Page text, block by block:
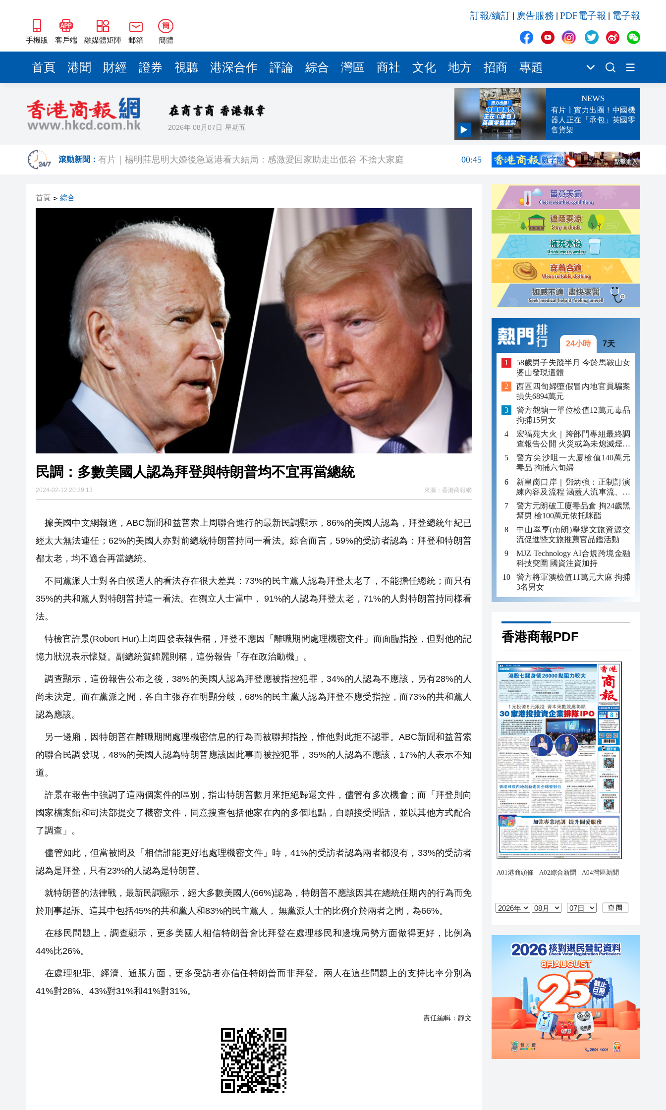
手機版 客戶端 融媒體矩陣 郵箱
簡
簡體
訂報/續訂 廣告服務 PDF電子報 電子報
首頁 港聞 財經 證券 視聽 港深合作 評論 綜合 灣區 商社 文化 地方 招商 專題
2026年 08月07日 星期五
NEWS
有片丨實力出圈！中國機
器人正在「承包」英國零
售貨架
滾動新聞：
04:29
有片｜楊明莊思明大婚後急返港看大結局：感激愛回家助走出低谷 不捨大家庭
00:45
有片丨【《愛回家》迎大結局】銀髮男團「大四喜」：十年深厚情誼 有歡亦有淚 緬懷「豹
叔」黎彼得
入境處反非法勞工行動拘12人
社署籲市民提防偽冒社署通訊程式賬戶
李家超：鼓勵保險業開發跨境產品 便利灣區居民
23:29
首頁 > 綜合
民調：多數美國人認為拜登與特朗普均不宜再當總統
2024-02-12 20:39:13 來源： 香港商報網
據美國中文網報道，ABC新聞和益普索上周聯合進行的最新民調顯示，86%的美國人認為，拜登總統年紀已
經太大無法連任；62%的美國人亦對前總統特朗普持同一看法。綜合而言，59%的受訪者認為：拜登和特朗普
都太老，均不適合再當總統。
不同黨派人士對各自候選人的看法存在很大差異：73%的民主黨人認為拜登太老了，不能擔任總統；而只有
35%的共和黨人對特朗普持這一看法。在獨立人士當中， 91%的人認為拜登太老，71%的人對特朗普持同樣看
法。
特檢官許景(Robert Hur)上周四發表報告稱，拜登不應因「離職期間處理機密文件」而面臨指控，但對他的記
憶力狀況表示懷疑。副總統賀錦麗則稱，這份報告「存在政治動機」。
調查顯示，這份報告公布之後，38%的美國人認為拜登應被指控犯罪，34%的人認為不應該，另有28%的人
尚未決定。而在黨派之間，各自主張存在明顯分歧，68%的民主黨人認為拜登不應受指控，而73%的共和黨人
認為應該。
另一邊廂，因特朗普在離職期間處理機密信息的行為而被聯邦指控，惟他對此拒不認罪。ABC新聞和益普索
的聯合民調發現，48%的美國人認為特朗普應該因此事而被控犯罪，35%的人認為不應該，17%的人表示不知
道。
許景在報告中強調了這兩個案件的區別，指出特朗普數月來拒絕歸還文件，儘管有多次機會；而「拜登則向
國家檔案館和司法部提交了機密文件，同意搜查包括他家在內的多個地點，自願接受問話，並以其他方式配合
了調查」。
儘管如此，但當被問及「相信誰能更好地處理機密文件」時，41%的受訪者認為兩者都沒有，33%的受訪者
認為是拜登，只有23%的人認為是特朗普。
就特朗普的法律戰，最新民調顯示，絕大多數美國人(66%)認為，特朗普不應該因其在總統任期內的行為而免
於刑事起訴。這其中包括45%的共和黨人和83%的民主黨人， 無黨派人士的比例介於兩者之間，為66%。
在移民問題上，調查顯示，更多美國人相信特朗普會比拜登在處理移民和邊境局勢方面做得更好，比例為
44%比26%。
在處理犯罪、經濟、通脹方面，更多受訪者亦信任特朗普而非拜登。兩人在這些問題上的支持比率分別為
41%對28%、43%對31%和41%對31%。
責任編輯： 靜文
24小時 7天
58歲男子失蹤半月 今於馬鞍山女
婆山發現遺體
西區四旬婦墮假冒內地官員騙案
損失6894萬元
警方觀塘一單位檢值12萬元毒品
拘捕15男女
宏福苑大火｜跨部門專組最終調
查報告公開 火災或為未熄滅煙頭
引發
警方尖沙咀一大廈檢值140萬元
毒品 拘捕六旬婦
新皇崗口岸｜鄧炳強：正制訂演
練內容及流程 涵蓋人流車流、緊
急應變等
警方元朗破工廈毒品倉 拘24歲黑
幫男 檢100萬元依托咪酯
中山翠亨(南朗)舉辦文旅資源交
流促進暨文旅推薦官品鑑活動
MJZ Technology AI合規跨境金融
科技突圍 國資注資加持
警方將軍澳檢值11萬元大麻 拘捕
3名男女
香港商報PDF